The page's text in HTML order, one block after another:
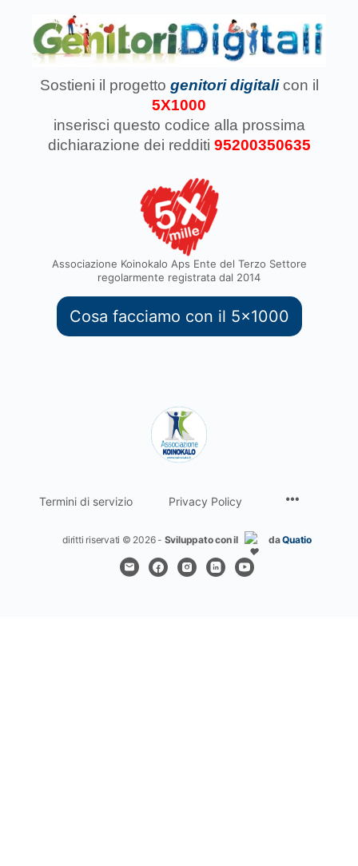
Sostieni il progetto genitori digitali con il
5X1000
inserisci questo codice alla prossima
dichiarazione dei redditi 95200350635
Associazione Koinokalo Aps Ente del Terzo Settore
regolarmente registrata dal 2014
Cosa facciamo con il 5x1000
Termini di servizio Privacy Policy
diritti riservati © 2026 - Sviluppato con il daQuatio